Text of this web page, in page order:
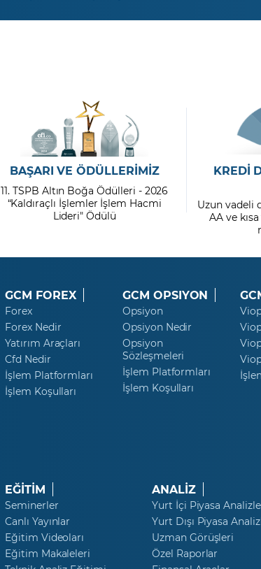
BAŞARI VE ÖDÜLLERİMİZ
11. TSPB Altın Boğa Ödülleri - 2026
“Kaldıraçlı İşlemler İşlem Hacmi
Lideri" Ödülü
KREDİ
Uzun vadeli
AA ve
GCM FOREX
Forex
Forex Nedir
Yatırım Araçları
Cfd Nedir
İşlem Platformları
İşlem Koşulları
GCM OPSIYON
Opsiyon
Opsiyon Nedir
Opsiyon
Sözleşmeleri
İşlem Platformları
İşlem Koşulları
EĞİTİM
Seminerler
Canlı Yayınlar
Eğitim Videoları
Eğitim Makaleleri
ANALİZ
Yurt İçi Piyasa
Yurt Dışı Piyasa
Uzman Görüşleri
Özel Raporlar